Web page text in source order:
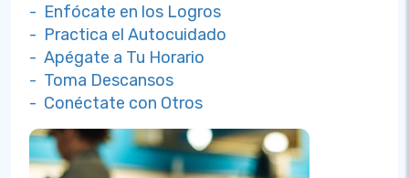
- Enfócate en los Logros
- Practica el Autocuidado
- Apégate a Tu Horario
- Toma Descansos
- Conéctate con Otros